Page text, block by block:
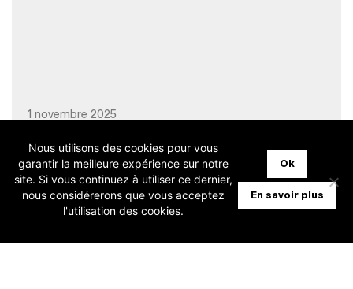
[Invitation PME] Présentation facture
électronique dans WinBooks et Horus
1 novembre 2025
Nous utilisons des cookies pour vous
garantir la meilleure expérience sur notre
site. Si vous continuez à utiliser ce dernier,
nous considérerons que vous acceptez
l'utilisation des cookies.
Ok
En savoir plus